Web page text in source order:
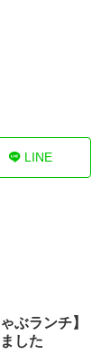
LINE
ぶランチ】
した